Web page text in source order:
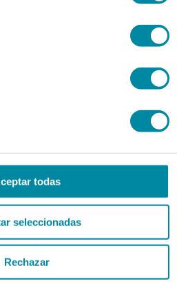
todas
seleccionadas
Rechazar
Especiales